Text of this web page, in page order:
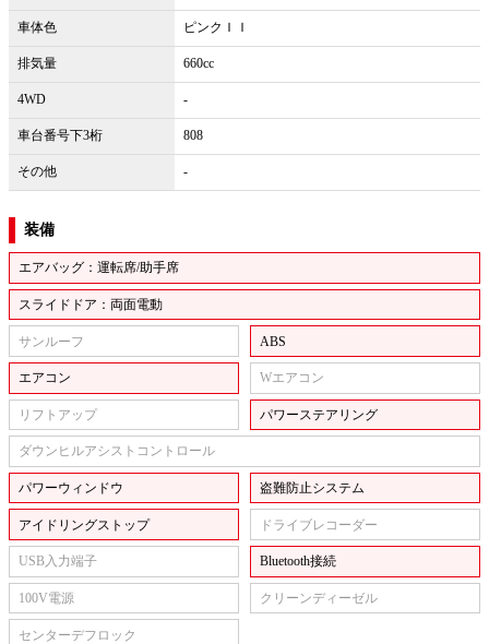
車体色 ピンクＩＩ
排気量 660cc
4WD -
車台番号下3桁 808
その他 -
装備
エアバッグ：運転席/助手席
スライドドア：両面電動
サンルーフ ABS
エアコン Wエアコン
リフトアップ パワーステアリング
ダウンヒルアシストコントロール
パワーウィンドウ 盗難防止システム
アイドリングストップ ドライブレコーダー
USB入力端子 Bluetooth接続
100V電源 クリーンディーゼル
センターデフロック